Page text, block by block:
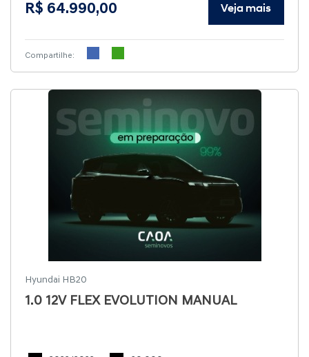
R$ 64.990,00 Veja mais
Compartilhe:
Hyundai HB20
1.0 12V FLEX EVOLUTION MANUAL